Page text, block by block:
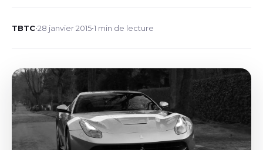
TBTC•28 janvier 2015•1 min de lecture